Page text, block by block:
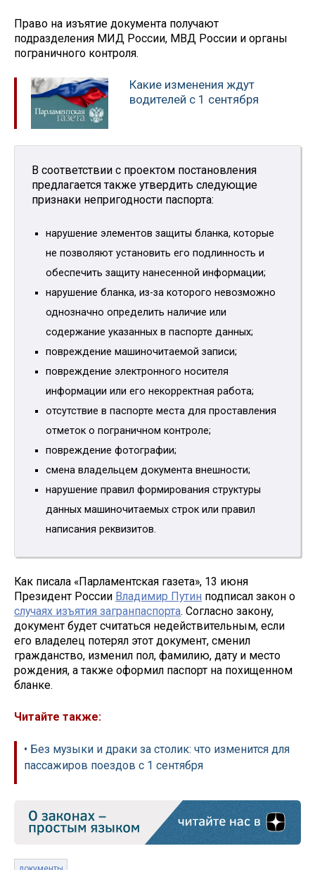
Право на изъятие документа получают
подразделения МИД России, МВД России и органы
пограничного контроля.
Какие изменения ждут
водителей с 1 сентября
В соответствии с проектом постановления
предлагается также утвердить следующие
признаки непригодности паспорта:
нарушение элементов защиты бланка, которые
не позволяют установить его подлинность и
обеспечить защиту нанесенной информации;
нарушение бланка, из-за которого невозможно
однозначно определить наличие или
содержание указанных в паспорте данных;
повреждение машиночитаемой записи;
повреждение электронного носителя
информации или его некорректная работа;
отсутствие в паспорте места для проставления
отметок о пограничном контроле;
повреждение фотографии;
смена владельцем документа внешности;
нарушение правил формирования структуры
данных машиночитаемых строк или правил
написания реквизитов.
Как писала «Парламентская газета», 13 июня
Президент России Владимир Путин подписал закон о
случаях изъятия загранпаспорта. Согласно закону,
документ будет считаться недействительным, если
его владелец потерял этот документ, сменил
гражданство, изменил пол, фамилию, дату и место
рождения, а также оформил паспорт на похищенном
бланке.
Читайте также:
• Без музыки и драки за столик: что изменится для
пассажиров поездов с 1 сентября